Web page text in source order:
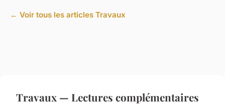
← Voir tous les articles Travaux
Travaux — Lectures complémentaires